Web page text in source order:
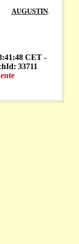
AUGUSTIN.
CET -
33711